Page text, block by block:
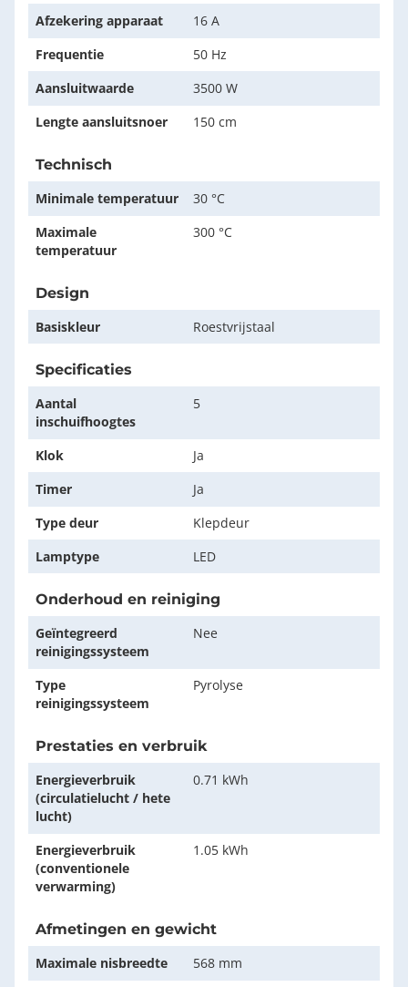
Afzekering apparaat
16 A
Frequentie
50 Hz
Aansluitwaarde
3500 W
Lengte aansluitsnoer
150 cm
Technisch
Minimale temperatuur
30 °C
Maximale
temperatuur
300 °C
Design
Basiskleur
Roestvrijstaal
Specificaties
Aantal
inschuifhoogtes
5
Klok
Ja
Timer
Ja
Type deur
Klepdeur
Lamptype
LED
Onderhoud en reiniging
Geïntegreerd
reinigingssysteem
Nee
Type
reinigingssysteem
Pyrolyse
Prestaties en verbruik
Energieverbruik
(circulatielucht / hete
lucht)
0.71 kWh
Energieverbruik
(conventionele
verwarming)
1.05 kWh
Afmetingen en gewicht
Maximale nisbreedte
568 mm